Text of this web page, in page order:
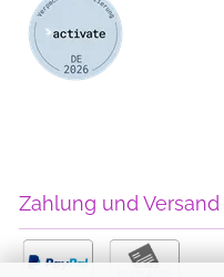
Zahlung und Versand